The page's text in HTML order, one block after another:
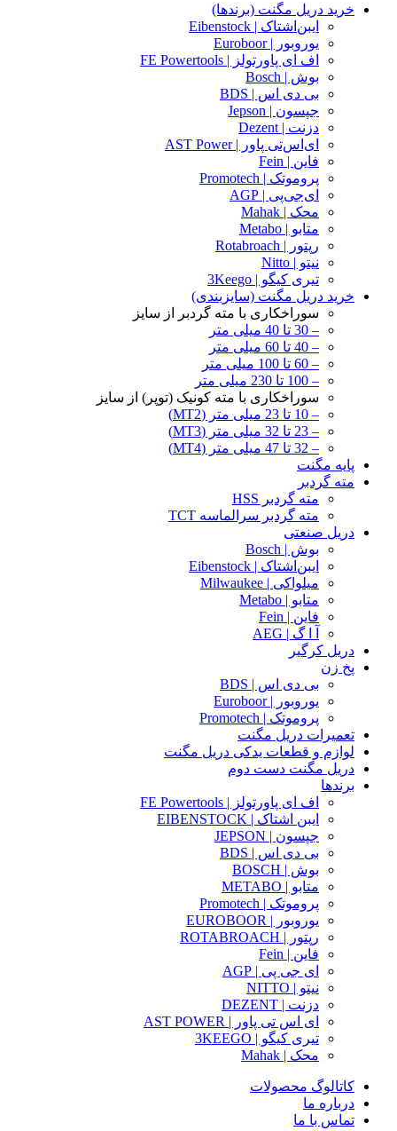
خرید دریل مگنت (برندها)
ایبن‌اشتاک | Eibenstock
یوروبور | Euroboor
اف ای پاورتولز | FE Powertools
بوش | Bosch
بی دی اس | BDS
جپسون | Jepson
دزنت | Dezent
ای‌اس‌تی پاور | AST Power
فاین | Fein
پروموتک | Promotech
ای‌جی‌پی | AGP
محک | Mahak
متابو | Metabo
رپتور | Rotabroach
نیتو | Nitto
تیری کیگو | 3Keego
خرید دریل مگنت (سایزبندی)
سوراخکاری با مته گردبر از سایز
– 30 تا 40 میلی متر
– 40 تا 60 میلی متر
– 60 تا 100 میلی متر
– 100 تا 230 میلی متر
سوراخکاری با مته کونیک (توپر) از سایز
– 10 تا 23 میلی متر (MT2)
– 23 تا 32 میلی متر (MT3)
– 32 تا 47 میلی متر (MT4)
پایه مگنت
مته گردبر
مته گردبر HSS
مته گردبر سرالماسه TCT
دریل صنعتی
بوش | Bosch
ایبن‌اشتاک | Eibenstock
میلواکی | Milwaukee
متابو | Metabo
فاین | Fein
آ ا گ | AEG
دریل کرگیر
پخ زن
بی دی اس | BDS
یوروبور | Euroboor
پروموتک | Promotech
تعمیرات دریل مگنت
لوازم و قطعات یدکی دریل مگنت
دریل مگنت دست دوم
برندها
اف ای پاورتولز | FE Powertools
ایبن اشتاک | EIBENSTOCK
جپسون | JEPSON
بی دی اس | BDS
بوش | BOSCH
متابو | METABO
پروموتک | Promotech
یوروبور | EUROBOOR
رپتور | ROTABROACH
فاین | Fein
ای جی پی | AGP
نیتو | NITTO
دزنت | DEZENT
ای اس تی پاور | AST POWER
تیری کیگو | 3KEEGO
محک | Mahak
کاتالوگ محصولات
درباره ما
تماس با ما